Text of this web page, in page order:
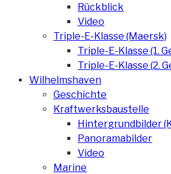
Rückblick
Video
Triple-E-Klasse (Maersk)
Triple-E-Klasse (1.
Triple-E-Klasse (2.
Wilhelmshaven
Geschichte
Kraftwerksbaustelle
Hintergrundbilder
Panoramabilder
Video
Marine